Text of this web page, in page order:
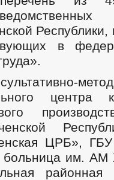
Республики,
в
центра
ЦРБ», ГБУ
больница им. АМ